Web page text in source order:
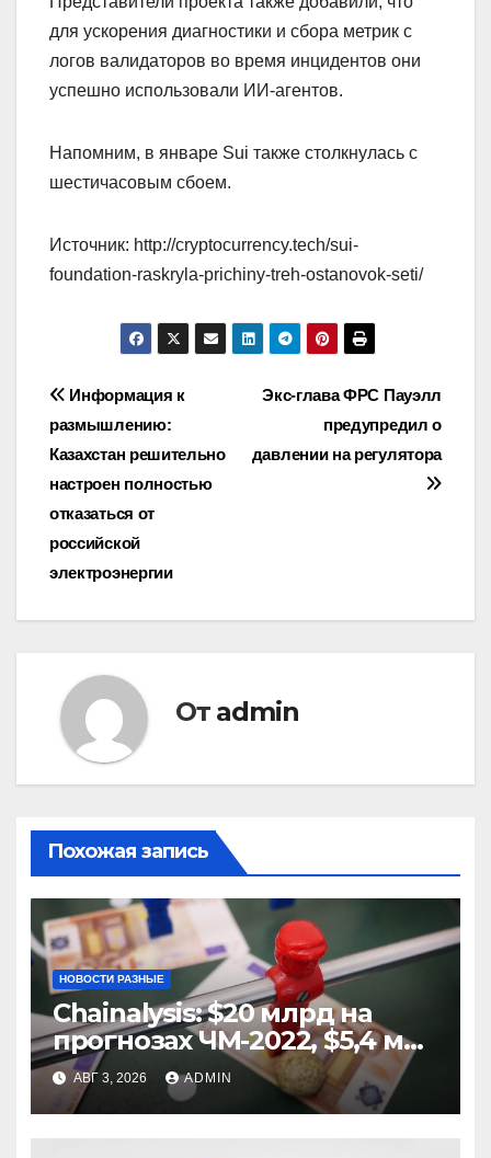
для ускорения диагностики и сбора метрик с
логов валидаторов во время инцидентов они
успешно использовали ИИ-агентов.
Напомним, в январе Sui также столкнулась с
шестичасовым сбоем.
Источник: http://cryptocurrency.tech/sui-
foundation-raskryla-prichiny-treh-ostanovok-seti/
Навигация
по
записям
Экс-глава ФРС Пауэлл
предупредил о
давлении на регулятора
Информация к
размышлению:
Казахстан решительно
настроен полностью
отказаться от
российской
электроэнергии
От admin
Похожая запись
НОВОСТИ РАЗНЫЕ
Chainalysis: $20 млрд на
прогнозах ЧМ-2022, $5,4 млн
из них незаконные
АВГ 3, 2026 ADMIN